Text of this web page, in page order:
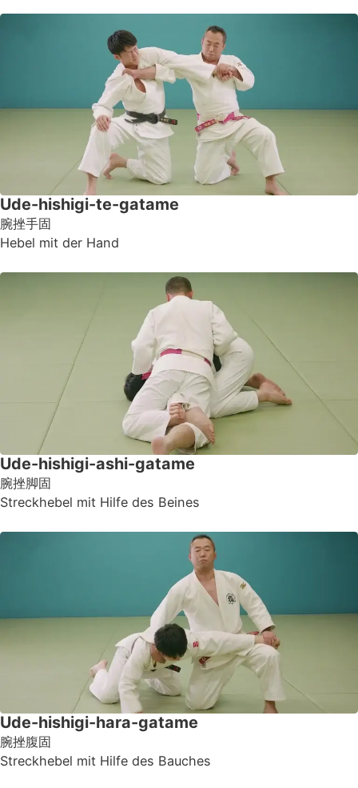
Ude-hishigi-te-gatame
腕挫手固
Hebel mit der Hand
Ude-hishigi-ashi-gatame
腕挫脚固
Streckhebel mit Hilfe des Beines
Ude-hishigi-hara-gatame
腕挫腹固
Streckhebel mit Hilfe des Bauches